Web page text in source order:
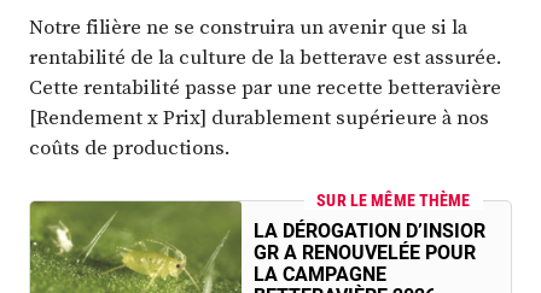
Notre filière ne se construira un avenir que si la
rentabilité de la culture de la betterave est assurée.
Cette rentabilité passe par une recette betteravière
[Rendement x Prix] durablement supérieure à nos
coûts de productions.
SUR LE MÊME THÈME
LA DÉROGATION D’INSIOR
GR A RENOUVELÉE POUR
LA CAMPAGNE